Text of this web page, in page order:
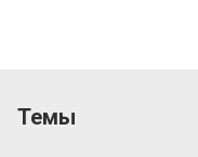
Темы